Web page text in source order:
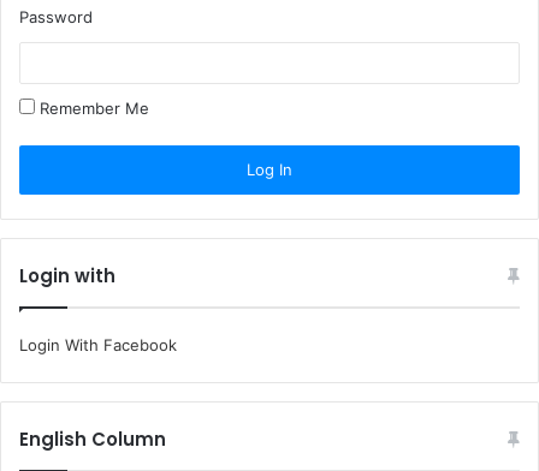
Password
Remember Me
Login with
Login With Facebook
English Column